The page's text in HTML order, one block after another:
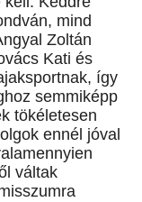
mind
Zoltán
Kati és
így
semmiképp
tökéletesen
ennél jóval
váltak